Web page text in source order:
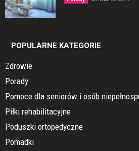
POPULARNE KATEGORIE
Zdrowie
Porady
Pomoce dla seniorów i osób
Piłki rehabilitacyjne
Poduszki ortopedyczne
Pomadki